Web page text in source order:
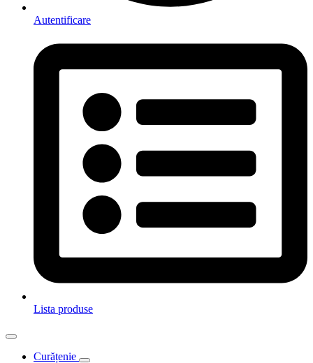
Autentificare
Lista produse
Curățenie